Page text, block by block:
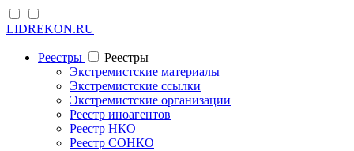
LIDREKON.RU
Реестры
Реестры
Экстремистские материалы
Экстремистские ссылки
Экстремистские организации
Реестр иноагентов
Реестр НКО
Реестр СОНКО